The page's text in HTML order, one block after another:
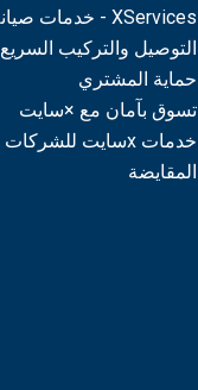
XServices - خدمات صيانة و أكثر!
التوصيل والتركيب السريع
حماية المشتري
تسوق بآمان مع ×سايت
خدمات xسايت للشركات
المقايضة